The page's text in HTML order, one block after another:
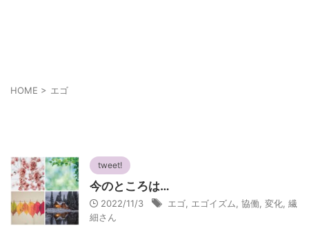
HOME > エゴ
tweet!
今のところは…
2022/11/3 エゴ エゴイズム 協働 変化 繊
細さん